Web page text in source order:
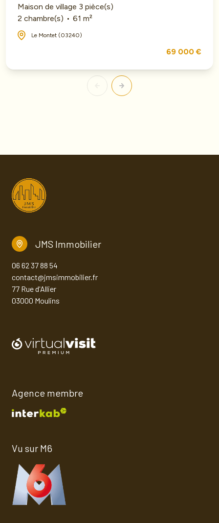
Maison de village 3 pièce(s)
2 chambre(s)
61 m²
Le Montet (03240)
69 000 €
JMS Immobilier
06 62 37 88 54
contact@jmsimmobilier.fr
77 Rue d'Allier
03000 Moulins
Agence membre
Vu sur M6